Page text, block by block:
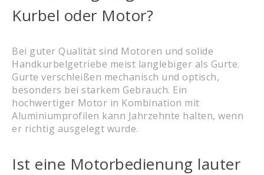
Kurbel oder Motor?
Bei guter Qualität sind Motoren und solide
Handkurbelgetriebe meist langlebiger als Gurte.
Gurte verschleißen mechanisch und optisch,
besonders bei starkem Gebrauch. Ein
hochwertiger Motor in Kombination mit
Aluminiumprofilen kann Jahrzehnte halten, wenn
er richtig ausgelegt wurde.
Ist eine Motorbedienung lauter